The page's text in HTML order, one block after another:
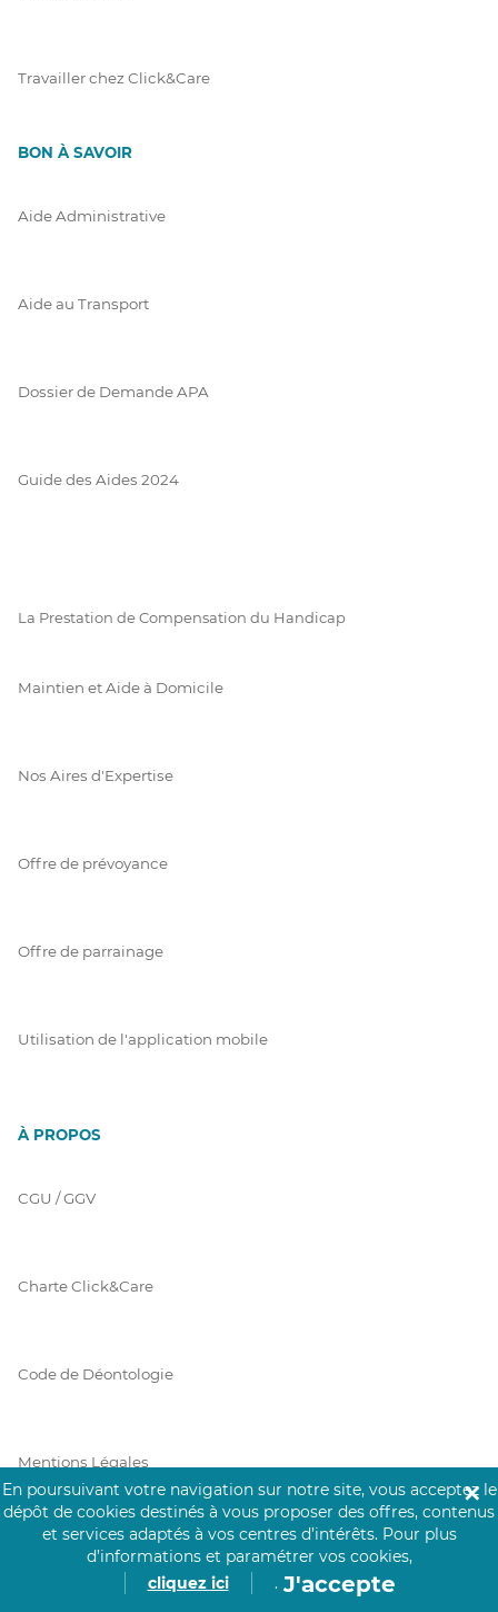
Travailler chez Click&Care
BON À SAVOIR
Aide Administrative
Aide au Transport
Dossier de Demande APA
Guide des Aides 2024
La Prestation de Compensation du Handicap
Maintien et Aide à Domicile
Nos Aires d'Expertise
Offre de prévoyance
Offre de parrainage
Utilisation de l'application mobile
À PROPOS
CGU / GGV
Charte Click&Care
Code de Déontologie
Mentions Légales
Prérequis Click&Care
En poursuivant votre navigation sur notre site, vous acceptez le
dépôt de cookies destinés à vous proposer des offres, contenus
et services adaptés à vos centres d’intérêts. Pour plus
d’informations et paramétrer vos cookies,
cliquez ici
. J'accepte
✕